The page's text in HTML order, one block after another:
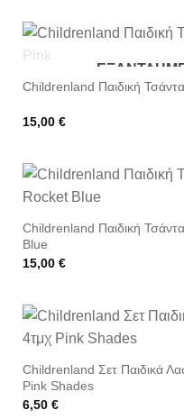
Childrenland Παιδική
15,00 €
Childrenland Παιδική
Blue
15,00 €
Childrenland Σετ Παιδικά
Pink Shades
6,50 €